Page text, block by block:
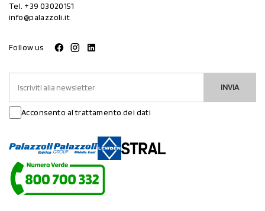
Tel. +39 03020151
info@palazzoli.it
Follow us
INVIA
Acconsento al trattamento dei dati